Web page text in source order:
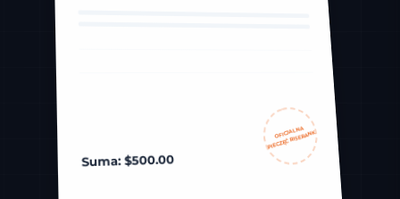
Suma: $500.00
OFICJALNA
PIECZĘĆ RISERANK